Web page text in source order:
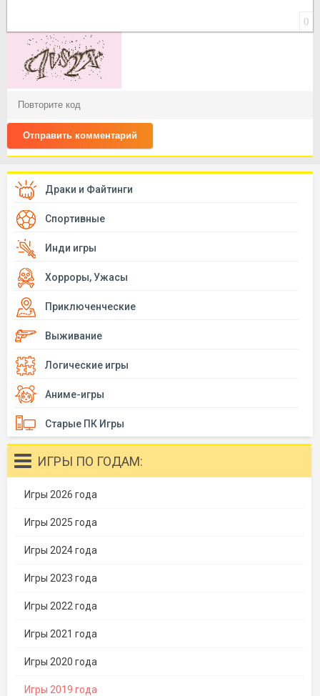
0
Отправить комментарий
Драки и Файтинги
Спортивные
Инди игры
Хорроры, Ужасы
Приключенческие
Выживание
Логические игры
Аниме-игры
Старые ПК Игры
ИГРЫ ПО ГОДАМ:
Игры 2026 года
Игры 2025 года
Игры 2024 года
Игры 2023 года
Игры 2022 года
Игры 2021 года
Игры 2020 года
Игры 2019 года